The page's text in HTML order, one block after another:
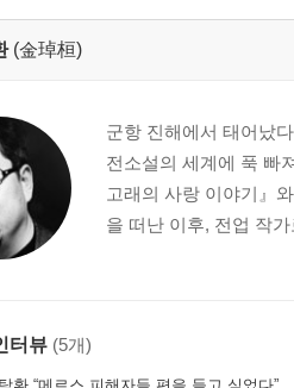
(金琸桓)
군항 진해에서 태어났
전소설의 세계에 푹 빠
고래의 사랑 이야기』
을 떠난 이후, 전업 작
터뷰 (5개)